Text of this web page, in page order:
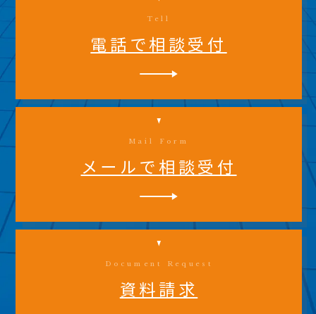
Tell
電話で相談受付
Mail Form
メールで相談受付
Document Request
資料請求